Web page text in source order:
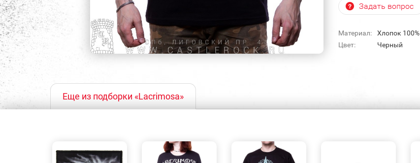
Задать вопрос
Материал:
Хлопок 100%
Цвет:
Черный
Еще из подборки «Lacrimosa»